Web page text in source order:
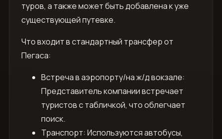
туров, а также может быть добавлена к уже
существующей путевке.
Что входит в стандартный трансфер от
Пегаса:
Встреча в аэропорту/на ж/д вокзале:
Представитель компании встречает
туристов с табличкой, что облегчает
поиск.
Транспорт: Используются автобусы,